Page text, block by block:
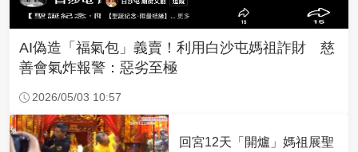
AI偽造「福氣包」義賣！利用白沙屯媽祖詐財 慈
善會氣炸報警：惡劣至極
2026/05/03 10:57
回宮12天「開爐」媽祖展聖